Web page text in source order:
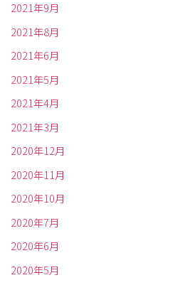
2021年9月
2021年8月
2021年6月
2021年5月
2021年4月
2021年3月
2020年12月
2020年11月
2020年10月
2020年7月
2020年6月
2020年5月